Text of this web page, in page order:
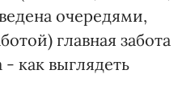
очередями,
главная забота
- как выглядеть